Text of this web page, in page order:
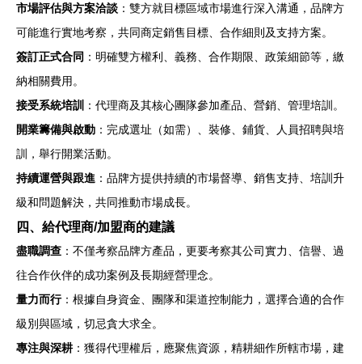
市場評估與方案洽談 ：雙方就目標區域市場進行深入溝通，品牌方
可能進行實地考察，共同商定銷售目標、合作細則及支持方案。
簽訂正式合同 ：明確雙方權利、義務、合作期限、政策細節等，繳
納相關費用。
接受系統培訓 ：代理商及其核心團隊參加產品、營銷、管理培訓。
開業籌備與啟動 ：完成選址（如需）、裝修、鋪貨、人員招聘與培
訓，舉行開業活動。
持續運營與跟進 ：品牌方提供持續的市場督導、銷售支持、培訓升
級和問題解決，共同推動市場成長。
四、給代理商/加盟商的建議
盡職調查 ：不僅考察品牌方產品，更要考察其公司實力、信譽、過
往合作伙伴的成功案例及長期經營理念。
量力而行：根據自身資金、團隊和渠道控制能力，選擇合適的合作
級別與區域，切忌貪大求全。
專注與深耕：獲得代理權后，應聚焦資源，精耕細作所轄市場，建